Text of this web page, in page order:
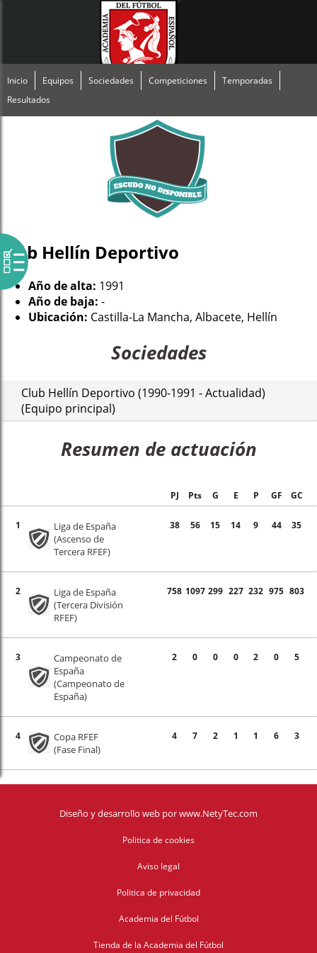
Inicio Equipos Sociedades Competiciones
Temporadas
Resultados
Club Hellín Deportivo
Año de alta: 1991
Año de baja: -
Ubicación: Castilla-La Mancha, Albacete, Hellín
Sociedades
Club Hellín Deportivo (1990-1991 - Actualidad)
(Equipo principal)
Resumen de actuación
PJ Pts G E P GF GC
1
Liga de España
(Ascenso de
Tercera RFEF)
38 56 15 14 9 44 35
2
Liga de España
(Tercera División
RFEF)
758 1097 299 227 232 975 803
3
Campeonato de
España
(Campeonato de
España)
2 0 0 0 2 0 5
4
Copa RFEF
(Fase Final)
4 7 2 1 1 6 3
Diseño y desarrollo web porwww.NetyTec.com
Politica de cookies
Aviso legal
Politica de privacidad
Academia del Fútbol
Tienda de la Academia del Fútbol